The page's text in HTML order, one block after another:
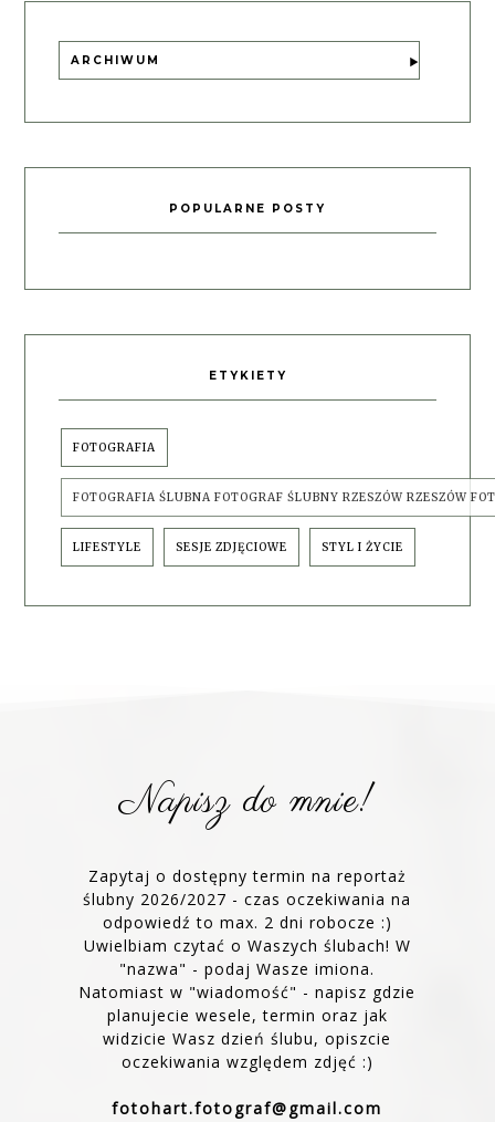
ARCHIWUM
POPULARNE POSTY
ETYKIETY
FOTOGRAFIA
FOTOGRAFIA ŚLUBNA FOTOGRAF ŚLUBNY RZESZÓW RZESZÓW
LIFESTYLE SESJE ZDJĘCIOWE STYL I ŻYCIE
Napisz do mnie!
Zapytaj o dostępny termin na reportaż
ślubny 2026/2027 - czas oczekiwania na
odpowiedź to max. 2 dni robocze :)
Uwielbiam czytać o Waszych ślubach! W
"nazwa" - podaj Wasze imiona.
Natomiast w "wiadomość" - napisz gdzie
planujecie wesele, termin oraz jak
widzicie Wasz dzień ślubu, opiszcie
oczekiwania względem zdjęć :)
fotohart.fotograf@gmail.com